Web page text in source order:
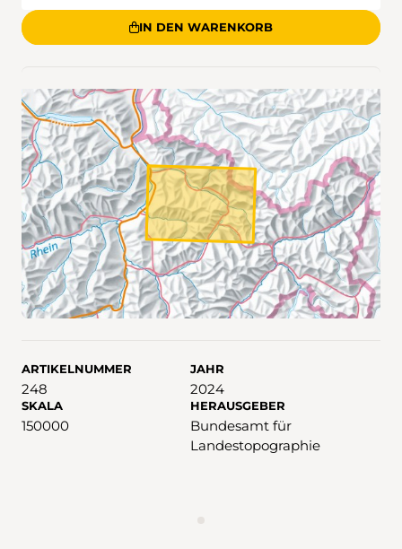
IN DEN WARENKORB
ARTIKELNUMMER
248
JAHR
2024
SKALA
150000
HERAUSGEBER
Bundesamt für
Landestopographie